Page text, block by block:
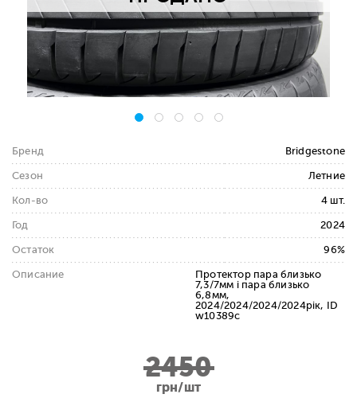
Бренд Bridgestone
Сезон Летние
Кол-во 4 шт.
Год 2024
Остаток 96%
Описание
Протектор пара близько
7,3/7мм і пара близько
6,8мм,
2024/2024/2024/2024рік, ID
w10389c
2450
грн/шт